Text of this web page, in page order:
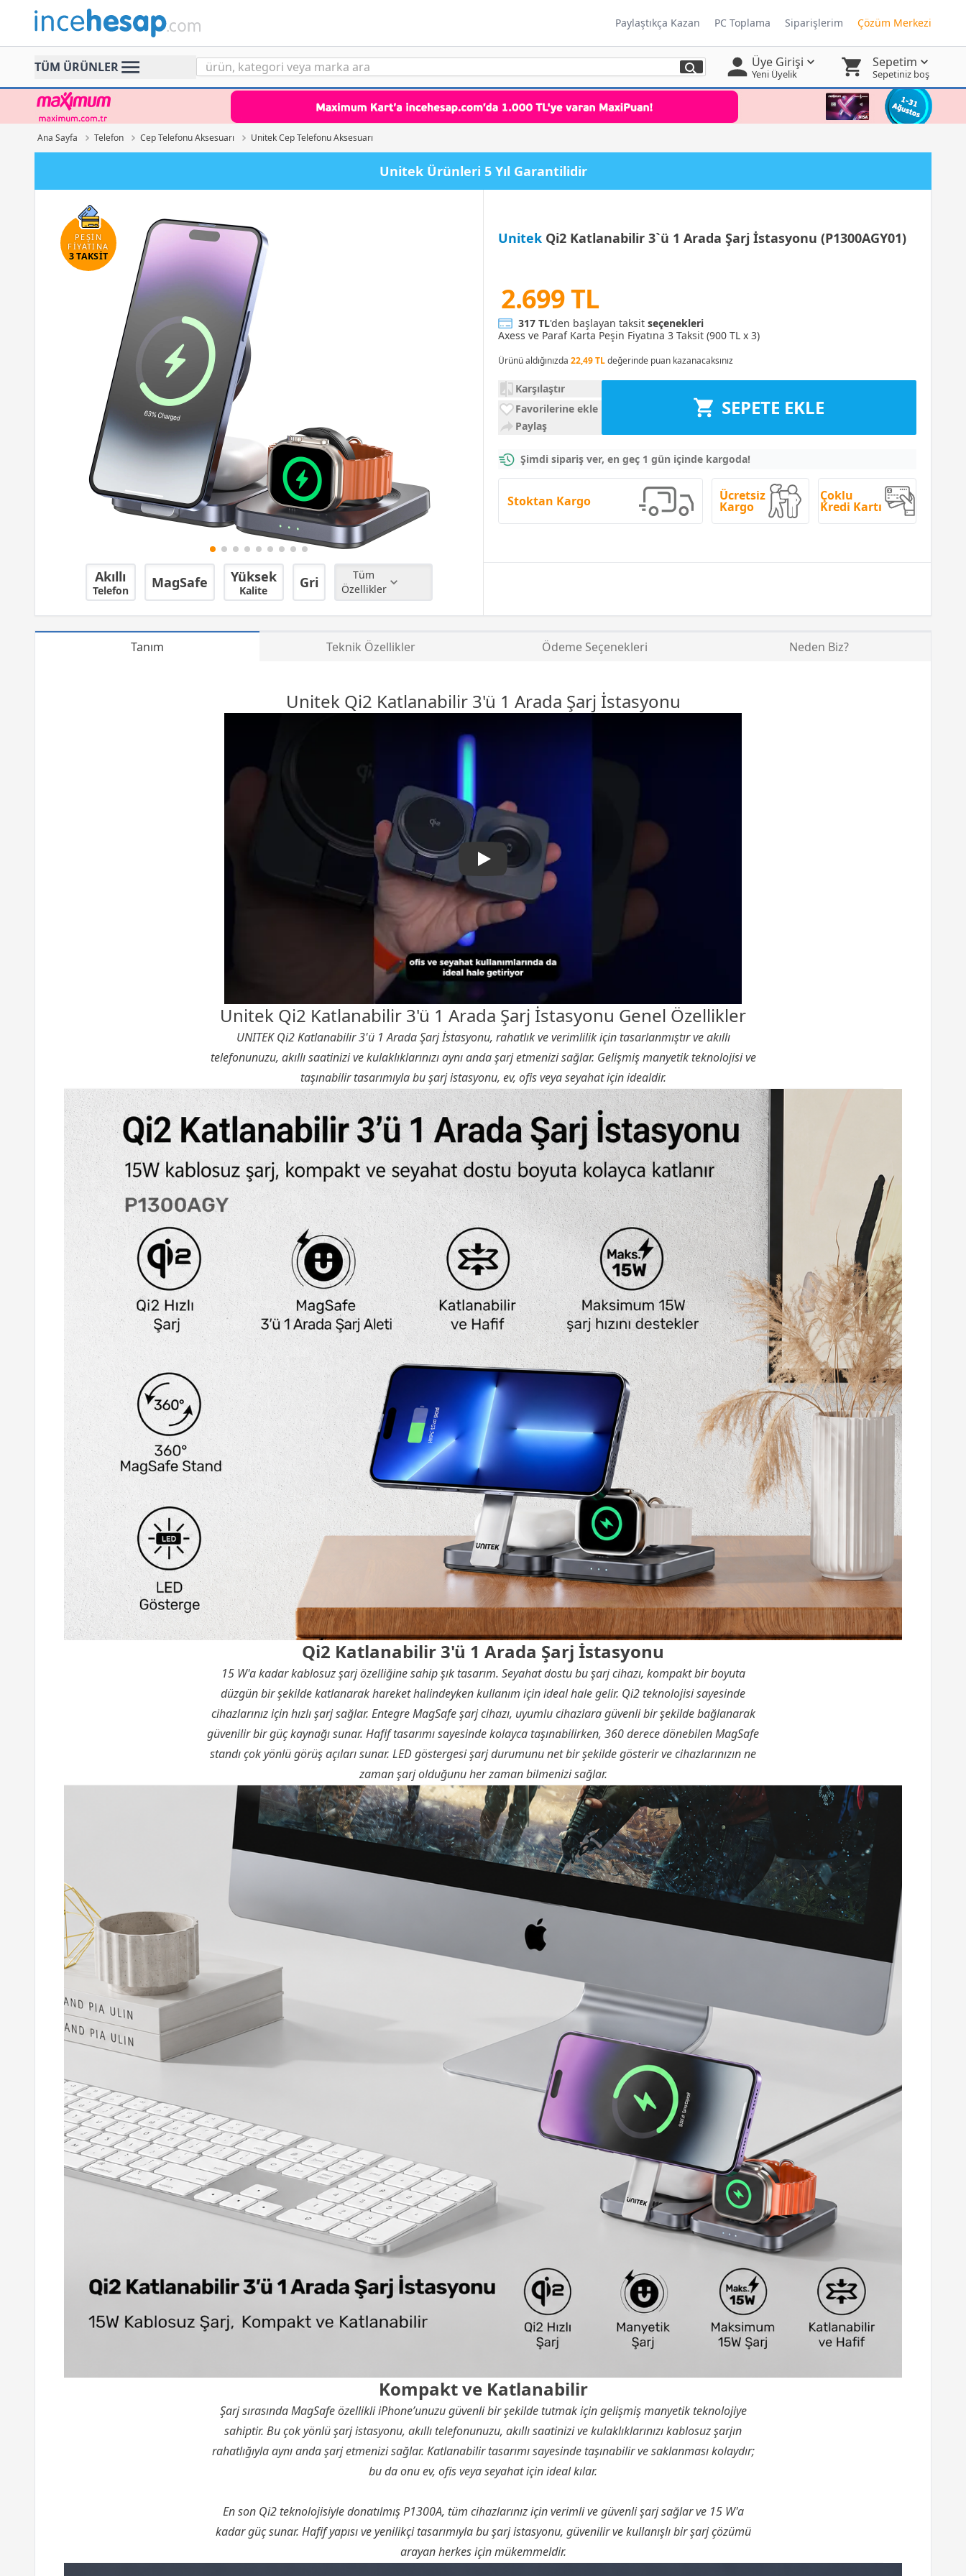
Incehesap Paylaştıkça Kazan PC Toplama Siparişlerim Çözüm Merkezi
TÜM ÜRÜNLER Üye Girişi
Yeni Üyelik
Sepetim
Sepetiniz boş
Ana Sayfa Telefon Cep Telefonu Aksesuarı Unitek Cep Telefonu Aksesuarı
Unitek Ürünleri 5 Yıl Garantilidir
UnitekQi2 Katlanabilir 3`ü 1 Arada Şarj İstasyonu (P1300AGY01)
PEŞİN
FİYATINA
3 TAKSİT
Akıllı
Telefon MagSafe Yüksek
Kalite Gri
Tüm
Özellikler
2.699 TL
317 TL'den başlayan taksit seçenekleri
Axess ve Paraf Karta Peşin Fiyatına 3 Taksit (900 TL x 3)
Ürünü aldığınızda 22,49 TLdeğerinde puan kazanacaksınız
Karşılaştır
Favorilerine ekle
Paylaş
SEPETE EKLE
Şimdi sipariş ver, en geç 1 gün içinde kargoda!
Stoktan Kargo Ücretsiz
Kargo
Çoklu
Kredi Kartı
Tanım Teknik Özellikler Ödeme Seçenekleri Neden Biz?
Unitek Qi2 Katlanabilir 3'ü 1 Arada Şarj İstasyonu
Unitek Qi2 Katlanabilir 3`ü 1 Arada Şarj İstasyonu
Unitek Qi2 Katlanabilir 3'ü 1 Arada Şarj İstasyonu Genel Özellikler
UNITEK Qi2 Katlanabilir 3'ü 1 Arada Şarj İstasyonu, rahatlık ve verimlilik için tasarlanmıştır ve akıllı
telefonunuzu, akıllı saatinizi ve kulaklıklarınızı aynı anda şarj etmenizi sağlar. Gelişmiş manyetik teknolojisi ve
taşınabilir tasarımıyla bu şarj istasyonu, ev, ofis veya seyahat için idealdir.
Qi2 Katlanabilir 3'ü 1 Arada Şarj İstasyonu
15 W'a kadar kablosuz şarj özelliğine sahip şık tasarım. Seyahat dostu bu şarj cihazı, kompakt bir boyuta
düzgün bir şekilde katlanarak hareket halindeyken kullanım için ideal hale gelir. Qi2 teknolojisi sayesinde
cihazlarınız için hızlı şarj sağlar. Entegre MagSafe şarj cihazı, uyumlu cihazlara güvenli bir şekilde bağlanarak
güvenilir bir güç kaynağı sunar. Hafif tasarımı sayesinde kolayca taşınabilirken, 360 derece dönebilen MagSafe
standı çok yönlü görüş açıları sunar. LED göstergesi şarj durumunu net bir şekilde gösterir ve cihazlarınızın ne
zaman şarj olduğunu her zaman bilmenizi sağlar.
Kompakt ve Katlanabilir
Şarj sırasında MagSafe özellikli iPhone’unuzu güvenli bir şekilde tutmak için gelişmiş manyetik teknolojiye
sahiptir. Bu çok yönlü şarj istasyonu, akıllı telefonunuzu, akıllı saatinizi ve kulaklıklarınızı kablosuz şarjın
rahatlığıyla aynı anda şarj etmenizi sağlar. Katlanabilir tasarımı sayesinde taşınabilir ve saklanması kolaydır;
bu da onu ev, ofis veya seyahat için ideal kılar.
En son Qi2 teknolojisiyle donatılmış P1300A, tüm cihazlarınız için verimli ve güvenli şarj sağlar ve 15 W'a
kadar güç sunar. Hafif yapısı ve yenilikçi tasarımıyla bu şarj istasyonu, güvenilir ve kullanışlı bir şarj çözümü
arayan herkes için mükemmeldir.